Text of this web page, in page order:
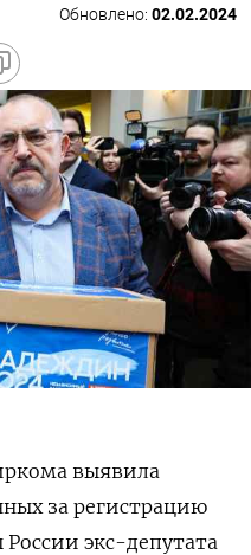
Обновлено: 02.02.2024
выявила
за регистрацию
экс-депутата